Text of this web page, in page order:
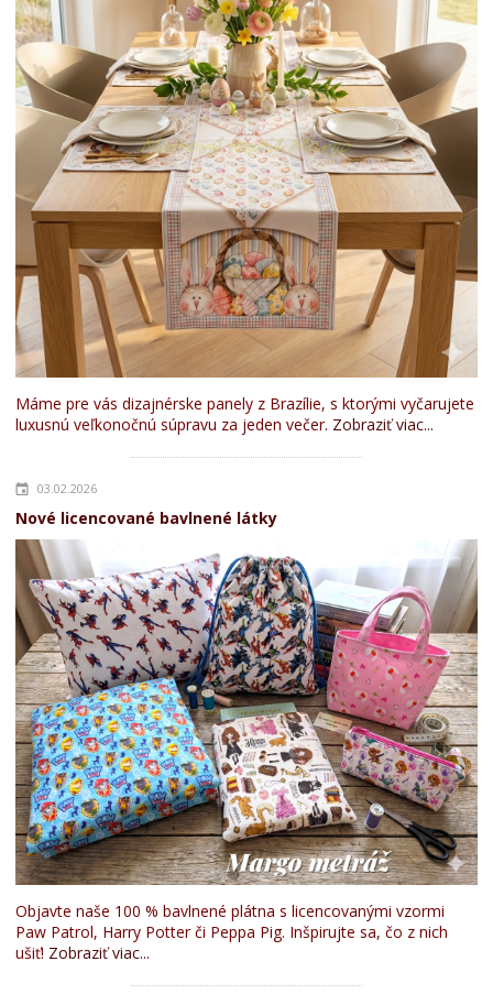
Máme pre vás dizajnérske panely z Brazílie, s ktorými vyčarujete
luxusnú veľkonočnú súpravu za jeden večer. Zobraziť viac...
03.02.2026
Nové licencované bavlnené látky
Objavte naše 100 % bavlnené plátna s licencovanými vzormi
Paw Patrol, Harry Potter či Peppa Pig. Inšpirujte sa, čo z nich
ušiť! Zobraziť viac...